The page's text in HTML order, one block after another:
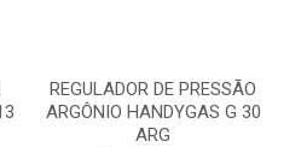
REGULADOR DE PRESSÃO
ARGÔNIO HANDYGAS G 30
ARG